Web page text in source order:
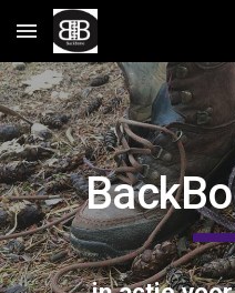
Skip to main content